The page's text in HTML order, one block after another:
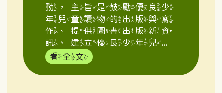
動，主旨是鼓勵優良少
年兒童讀物的出版與寫
作、提供圖書出版新資
訊、建立優良少年兒...
看全文